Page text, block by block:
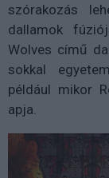
szórakozás
dallamok
Wolves című
sokkal
például mikor
apja.